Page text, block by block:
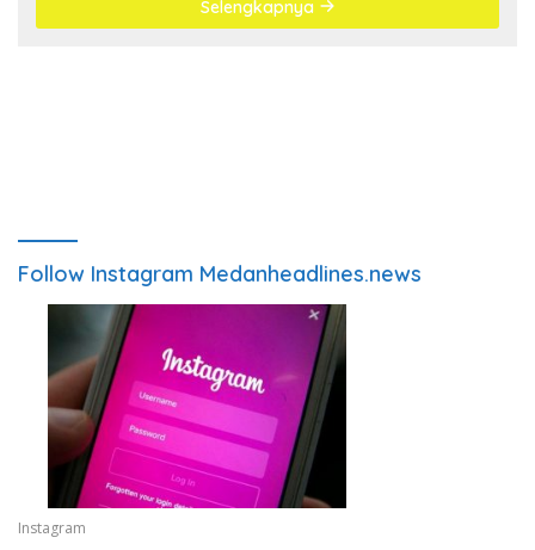
Selengkapnya
Follow Instagram Medanheadlines.news
Instagram